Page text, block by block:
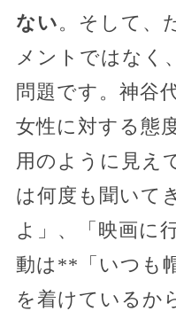
ない。そして、
メントではなく
問題です。神谷
女性に対する態
用のように見え
は何度も聞いて
よ」、「映画に
動は**「いつも
を着けているか